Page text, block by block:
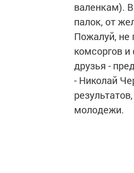
валенкам).
палок, от
Пожалуй, не
комсоргов
друзья -
- Николай
молодежи.